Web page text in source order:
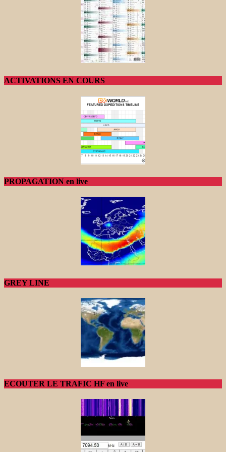
ACTIVATIONS EN COURS
PROPAGATION en live
GREY LINE
ECOUTER LE TRAFIC HF en live